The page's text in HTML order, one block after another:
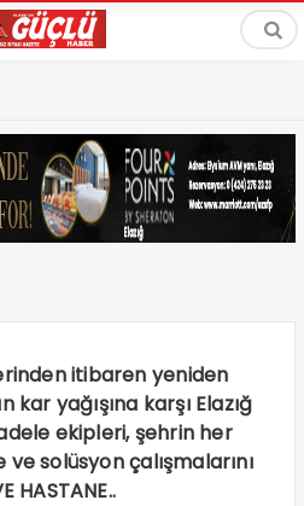
itibaren yeniden
yağışına karşı Elazığ
ekipleri, şehrin her
solüsyon çalışmalarını
HASTANE..